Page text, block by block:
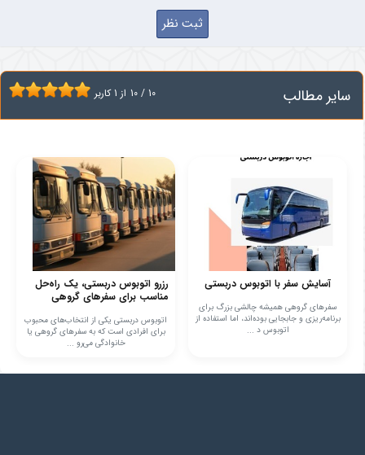
سایر مطالب 10 / 10 از 1 کاربر
آسایش سفر با اتوبوس دربستی
سفرهای گروهی همیشه چالشی بزرگ برای
برنامه‌ریزی و جابجایی بوده‌اند، اما استفاده از
اتوبوس د ...
رزرو اتوبوس دربستی، یک راه‌حل
مناسب برای سفرهای گروهی
اتوبوس دربستی یکی از انتخاب‌های محبوب
برای افرادی است که به سفرهای گروهی یا
خانوادگی می‌رو ...